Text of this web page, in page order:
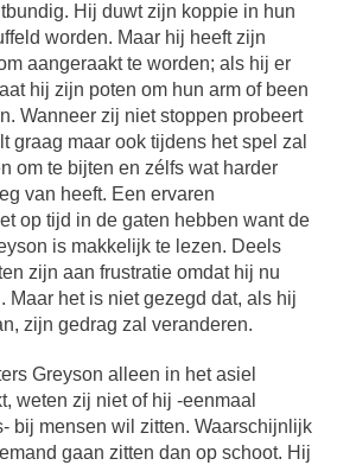
Hij duwt zijn koppie in hun
worden. Maar hij heeft zijn
aangeraakt te worden; als hij er
hij zijn poten om hun arm of been
Wanneer zij niet stoppen probeert
graag maar ook tijdens het spel zal
om te bijten en zélfs wat harder
van heeft. Een ervaren
op tijd in de gaten hebben want de
is makkelijk te lezen. Deels
zijn aan frustratie omdat hij nu
Maar het is niet gezegd dat, als hij
zijn gedrag zal veranderen.
Greyson alleen in het asiel
weten zij niet of hij -eenmaal
bij mensen wil zitten. Waarschijnlijk
gaan zitten dan op schoot. Hij